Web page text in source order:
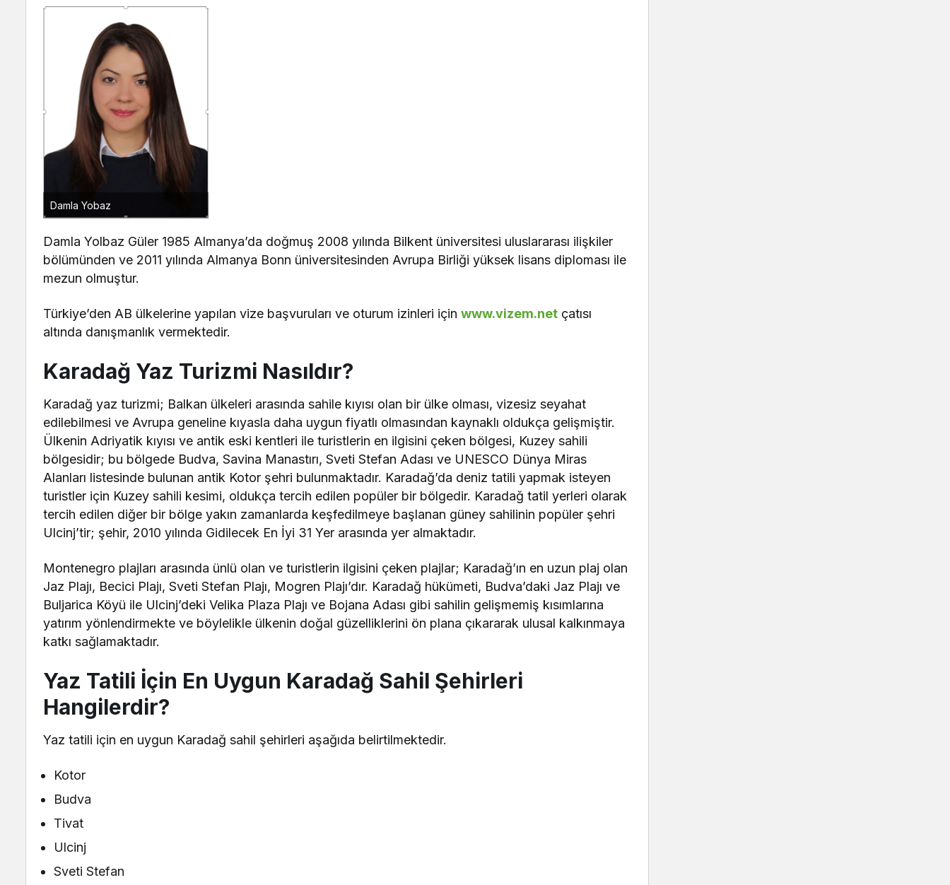
Damla Yobaz
Damla Yolbaz Güler 1985 Almanya’da doğmuş 2008 yılında Bilkent üniversitesi uluslararası ilişkiler
bölümünden ve 2011 yılında Almanya Bonn üniversitesinden Avrupa Birliği yüksek lisans diploması ile
mezun olmuştur.
Türkiye’den AB ülkelerine yapılan vize başvuruları ve oturum izinleri içinwww.vizem.net çatısı
altında danışmanlık vermektedir.
Karadağ Yaz Turizmi Nasıldır?
Karadağ yaz turizmi; Balkan ülkeleri arasında sahile kıyısı olan bir ülke olması, vizesiz seyahat
edilebilmesi ve Avrupa geneline kıyasla daha uygun fiyatlı olmasından kaynaklı oldukça gelişmiştir.
Ülkenin Adriyatik kıyısı ve antik eski kentleri ile turistlerin en ilgisini çeken bölgesi, Kuzey sahili
bölgesidir; bu bölgede Budva, Savina Manastırı, Sveti Stefan Adası ve UNESCO Dünya Miras
Alanları listesinde bulunan antik Kotor şehri bulunmaktadır. Karadağ’da deniz tatili yapmak isteyen
turistler için Kuzey sahili kesimi, oldukça tercih edilen popüler bir bölgedir. Karadağ tatil yerleri olarak
tercih edilen diğer bir bölge yakın zamanlarda keşfedilmeye başlanan güney sahilinin popüler şehri
Ulcinj’tir; şehir, 2010 yılında Gidilecek En İyi 31 Yer arasında yer almaktadır.
Montenegro plajları arasında ünlü olan ve turistlerin ilgisini çeken plajlar; Karadağ’ın en uzun plaj olan
Jaz Plajı, Becici Plajı, Sveti Stefan Plajı, Mogren Plajı’dır. Karadağ hükümeti, Budva’daki Jaz Plajı ve
Buljarica Köyü ile Ulcinj’deki Velika Plaza Plajı ve Bojana Adası gibi sahilin gelişmemiş kısımlarına
yatırım yönlendirmekte ve böylelikle ülkenin doğal güzelliklerini ön plana çıkararak ulusal kalkınmaya
katkı sağlamaktadır.
Yaz Tatili İçin En Uygun Karadağ Sahil Şehirleri
Hangilerdir?
Yaz tatili için en uygun Karadağ sahil şehirleri aşağıda belirtilmektedir.
Kotor
Budva
Tivat
Ulcinj
Sveti Stefan